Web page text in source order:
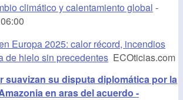
climático y calentamiento global -
Europa 2025: calor récord, incendios
de hielo sin precedentes ECOticias.com
suavizan su disputa diplomática por la
en aras del acuerdo -